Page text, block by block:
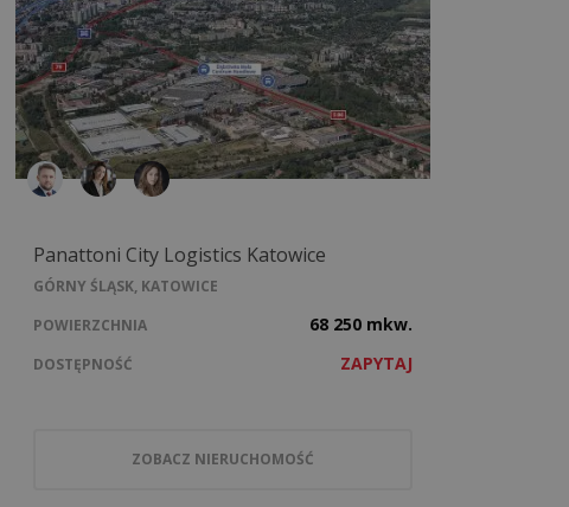
Panattoni City Logistics Katowice
GÓRNY ŚLĄSK, KATOWICE
POWIERZCHNIA
68 250 mkw.
DOSTĘPNOŚĆ ZAPYTAJ
ZOBACZ NIERUCHOMOŚĆ